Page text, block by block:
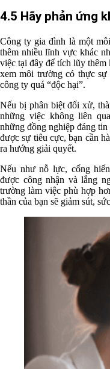
4.5 Hãy phản ứng
Công ty gia đình là một
thêm nhiều lĩnh vực khác
việc tại đây để tích lũy
xem môi trường có thực
công ty quá “độc hại”.
Nếu bị phân biệt đối xử,
những việc không liên
những đồng nghiệp đáng
được sự tiêu cực, bạn cần
ra hướng giải quyết.
Nếu như nỗ lực, cống
được công nhận và lắng
trường làm việc phù hợp
thần của bạn sẽ giảm sút,